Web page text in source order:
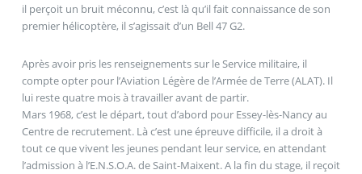
il perçoit un bruit méconnu, c’est là qu’il fait connaissance de son
premier hélicoptère, il s’agissait d’un Bell 47 G2.
Après avoir pris les renseignements sur le Service militaire, il
compte opter pour l’Aviation Légère de l’Armée de Terre (ALAT). Il
lui reste quatre mois à travailler avant de partir.
Mars 1968, c’est le départ, tout d’abord pour Essey-lès-Nancy au
Centre de recrutement. Là c’est une épreuve difficile, il a droit à
tout ce que vivent les jeunes pendant leur service, en attendant
l’admission à l’E.N.S.O.A. de Saint-Maixent. A la fin du stage, il reçoit